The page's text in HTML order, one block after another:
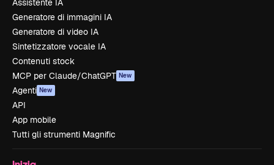
Assistente IA
Generatore di immagini IA
Generatore di video IA
Sintetizzatore vocale IA
Contenuti stock
MCP per Claude/ChatGPT New
Agenti New
API
App mobile
Tutti gli strumenti Magnific